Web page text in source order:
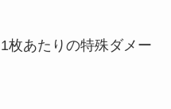
枚あたりの特殊ダメー